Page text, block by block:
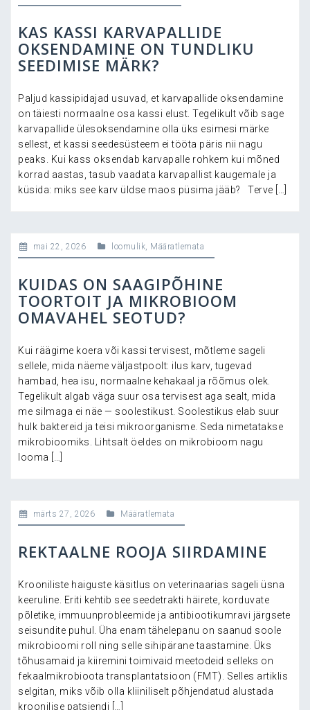
KAS KASSI KARVAPALLIDE
OKSENDAMINE ON TUNDLIKU
SEEDIMISE MÄRK?
Paljud kassipidajad usuvad, et karvapallide oksendamine
on täiesti normaalne osa kassi elust. Tegelikult võib sage
karvapallide ülesoksendamine olla üks esimesi märke
sellest, et kassi seedesüsteem ei tööta päris nii nagu
peaks. Kui kass oksendab karvapalle rohkem kui mõned
korrad aastas, tasub vaadata karvapallist kaugemale ja
küsida: miks see karv üldse maos püsima jääb? Terve […]
mai 22, 2026 loomulik, Määratlemata
KUIDAS ON SAAGIPÕHINE
TOORTOIT JA MIKROBIOOM
OMAVAHEL SEOTUD?
Kui räägime koera või kassi tervisest, mõtleme sageli
sellele, mida näeme väljastpoolt: ilus karv, tugevad
hambad, hea isu, normaalne kehakaal ja rõõmus olek.
Tegelikult algab väga suur osa tervisest aga sealt, mida
me silmaga ei näe — soolestikust. Soolestikus elab suur
hulk baktereid ja teisi mikroorganisme. Seda nimetatakse
mikrobioomiks. Lihtsalt öeldes on mikrobioom nagu
looma […]
märts 27, 2026 Määratlemata
REKTAALNE ROOJA SIIRDAMINE
Krooniliste haiguste käsitlus on veterinaarias sageli üsna
keeruline. Eriti kehtib see seedetrakti häirete, korduvate
põletike, immuunprobleemide ja antibiootikumravi järgsete
seisundite puhul. Üha enam tähelepanu on saanud soole
mikrobioomi roll ning selle sihipärane taastamine. Üks
tõhusamaid ja kiiremini toimivaid meetodeid selleks on
fekaalmikrobioota transplantatsioon (FMT). Selles artiklis
selgitan, miks võib olla kliiniliselt põhjendatud alustada
kroonilise patsiendi […]